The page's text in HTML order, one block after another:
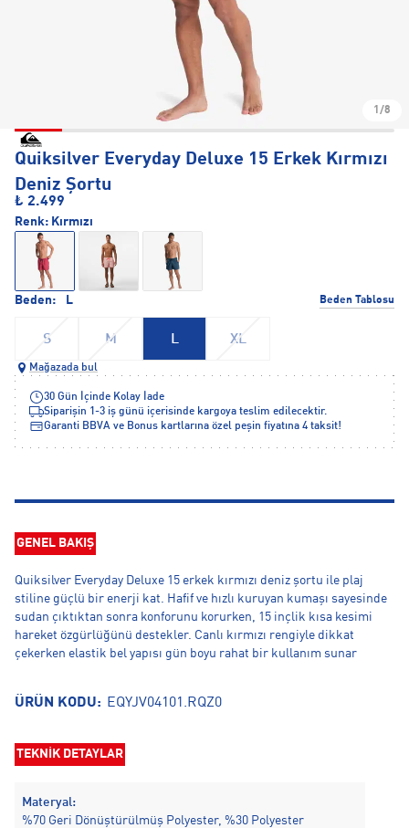
1/8
Quiksilver Everyday Deluxe 15 Erkek Kırmızı
Deniz Şortu
₺ 2.499
Beden: L Beden Tablosu
S M L XL
Renk: Kırmızı
Mağazada bul
30 Gün İçinde Kolay İade
Siparişin 1-3 iş günü içerisinde kargoya teslim edilecektir.
Garanti BBVA ve Bonus kartlarına özel peşin fiyatına 4 taksit!
GENEL BAKIŞ
Quiksilver Everyday Deluxe 15 erkek kırmızı deniz şortu ile plaj
stiline güçlü bir enerji kat. Hafif ve hızlı kuruyan kumaşı sayesinde
sudan çıktıktan sonra konforunu korurken, 15 inçlik kısa kesimi
hareket özgürlüğünü destekler. Canlı kırmızı rengiyle dikkat
çekerken elastik bel yapısı gün boyu rahat bir kullanım sunar
ÜRÜN KODU: EQYJV04101.RQZ0
TEKNİK DETAYLAR
Materyal:
%70 Geri Dönüştürülmüş Polyester, %30 Polyester